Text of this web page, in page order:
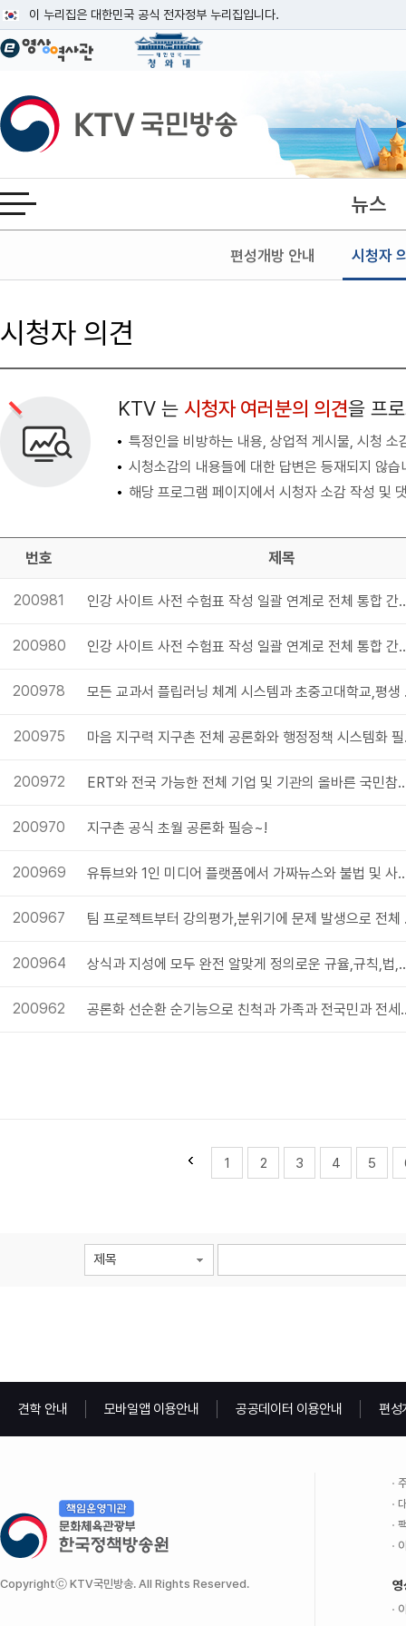
이 누리집은 대한민국 공식 전자정부 누리집입니다.
공식 누리집 주소 확인하기
이밖에 or.kr 또는 .kr등 다른 도메인 주소를 사용하고 있다면 아래 URL에서
운영중인 공식 누리집보기
KTV국민방송
전체메뉴 열기 뉴스
편성개방 안내 시청자
본문
시청자 의견
KTV 는 시청자 여러분의 의견을 프
특정인을 비방하는 내용, 상업적 게시물, 시청
시청소감의 내용들에 대한 답변은 등재되지 않습
해당 프로그램 페이지에서 시청자 소감 작성 및
번호 제목
200981 인강 사이트 사전 수험표 작성 일
200980 인강 사이트 사전 수험표 작성 일
200978 모든 교
200975 마음
200972 ERT와 전국 가능한 전체 기업 및 기관의 올바
200970 지구촌 공식 초월 공론화 필승~!
200969 유튜브와 1인 미디어 플랫폼에서 가짜뉴스와
200967 팀 프로
200964 상식과 지성에 모두 완전 알맞게 정의
200962 공론화 선순환 순기능으로
1 2 3 4 5
검색 조건
제목
검색어 입력
검색
견학 안내 모바일앱 이용안내 공공데이터 이용안내 편성
Copyrightⓒ KTV국민방송. All Rights Reserved. 영